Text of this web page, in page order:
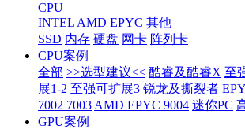
CPU
INTEL AMD EPYC 其他
SSD 内存 硬盘 网卡 阵列卡
CPU案例
全部 >>选型建议<< 酷睿及酷睿X 至
展1-2 至强可扩展3 锐龙及撕裂者
7002 7003 AMD EPYC 9004 迷你PC
GPU案例